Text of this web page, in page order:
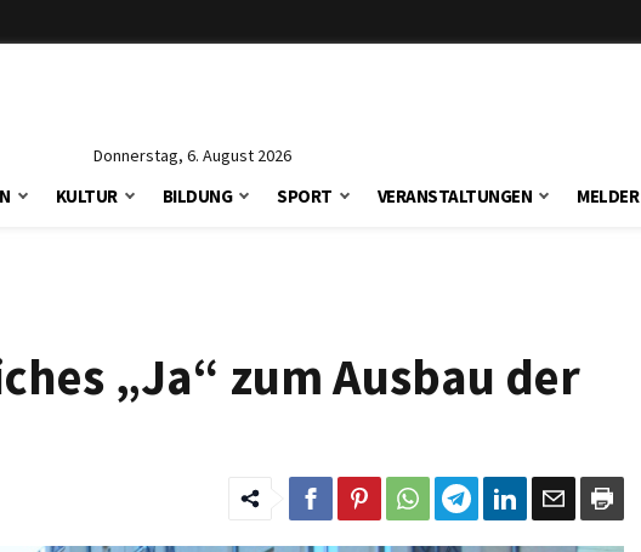
Donnerstag, 6. August 2026
KULTUR BILDUNG SPORT VERANSTALTUNGEN MELDER
„Ja“ zum Ausbau der